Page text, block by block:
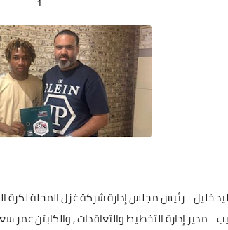
خليل - رئيس مجلس إدارة شركة غزل المحلة لكرة
- مدير إدارة التخطيط والتعاقدات , والكابتن عمر